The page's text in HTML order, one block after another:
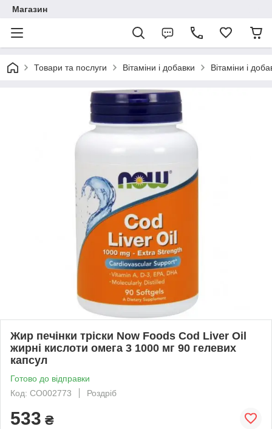
Магазин
Товари та послуги Вітаміни і добавки Вітаміни і
Жир печінки тріски Now Foods Cod Liver Oil
жирні кислоти омега 3 1000 мг 90 гелевих
капсул
Готово до відправки
Код: CO002773
Роздріб
533 ₴